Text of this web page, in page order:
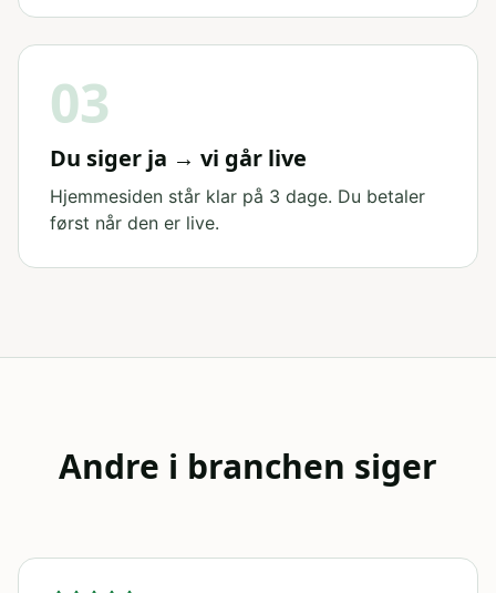
03
Du siger ja → vi går live
Hjemmesiden står klar på 3 dage. Du betaler
først når den er live.
Andre i branchen siger